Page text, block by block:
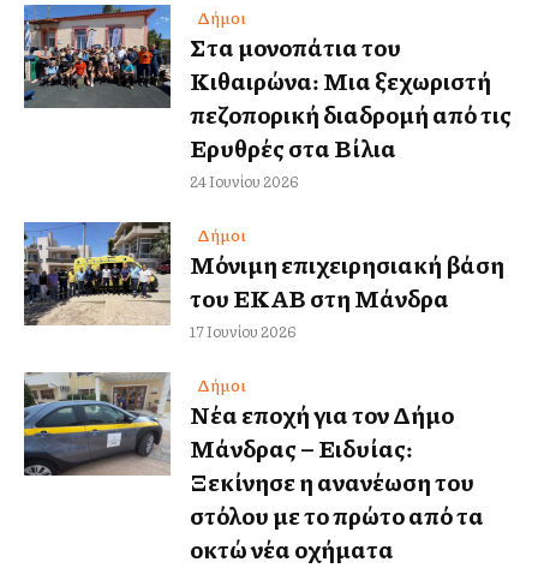
Δήμοι
Στα μονοπάτια του
Κιθαιρώνα: Μια ξεχωριστή
πεζοπορική διαδρομή από τις
Ερυθρές στα Βίλια
24 Ιουνίου 2026
Δήμοι
Μόνιμη επιχειρησιακή βάση
του ΕΚΑΒ στη Μάνδρα
17 Ιουνίου 2026
Δήμοι
Νέα εποχή για τον Δήμο
Μάνδρας – Ειδυλλίας:
Ξεκίνησε η ανανέωση του
στόλου με το πρώτο από τα
οκτώ νέα οχήματα